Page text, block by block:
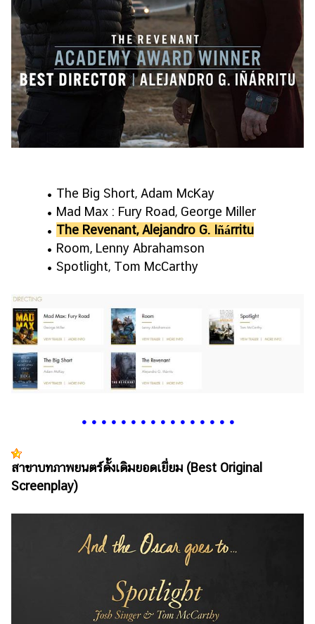
• The Big Short, Adam McKay
• Mad Max : Fury Road, George Miller
• The Revenant, Alejandro G. Iñárritu
• Room, Lenny Abrahamson
• Spotlight, Tom McCarthy
• • • • • • • • • • • • • • • •
สาขาบทภาพยนตร์ดั้งเดิมยอดเยี่ยม (Best Original
Screenplay)